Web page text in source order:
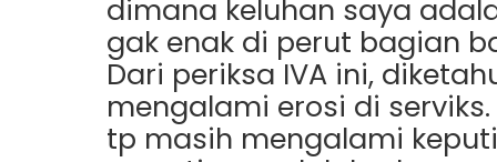
dimana keluhan saya
gak enak di perut bagian
Dari periksa IVA ini,
mengalami erosi di
tp masih mengalami